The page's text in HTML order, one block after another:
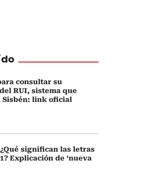
consultar su
RUI, sistema que
Sisbén: link oficial
significan las letras
Explicación de ‘nueva